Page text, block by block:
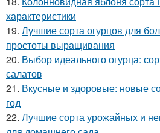
характеристики
19. Лучшие сорта огурцов для
простоты выращивания
20. Выбор идеального огурца:
салатов
21. Вкусные и здоровые: новые
год
22. Лучшие сорта урожайных и